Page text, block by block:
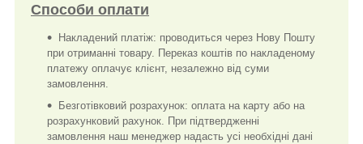
Способи оплати
Накладений платіж: проводиться через Нову Пошту
при отриманні товару. Переказ коштів по накладеному
платежу оплачує клієнт, незалежно від суми
замовлення.
Безготівковий розрахунок: оплата на карту або на
розрахунковий рахунок. При підтвердженні
замовлення наш менеджер надасть усі необхідні дані